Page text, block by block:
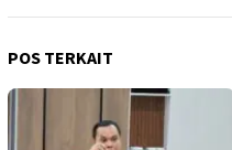
POS TERKAIT